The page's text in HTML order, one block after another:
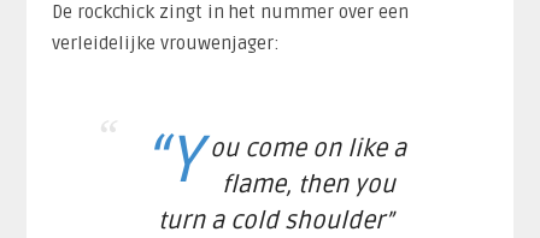
De rockchick zingt in het nummer over een
verleidelijke vrouwenjager:
“Y ou come on like a
flame, then you
turn a cold shoulder”